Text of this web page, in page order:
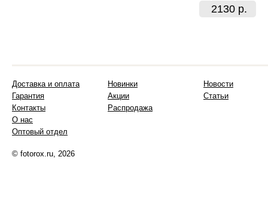
2130 р.
Доставка и оплата
Гарантия
Контакты
О нас
Оптовый отдел
Новинки
Акции
Распродажа
Новости
Статьи
© fotorox.ru, 2026